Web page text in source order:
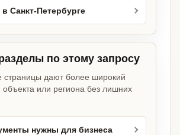
в Санкт-Петербурге
по этому запросу
страницы дают более широкий
объекта или региона без лишних
нужны для бизнеса